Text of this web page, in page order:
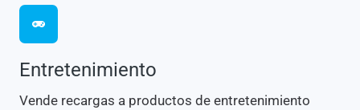
Entretenimiento
Vende recargas a productos de entretenimiento